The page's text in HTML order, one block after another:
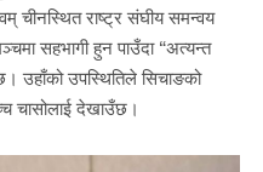
चीनस्थित राष्ट्र संघीय समन्वय
सहभागी हुन पाउँदा “अत्यन्त
उहाँको उपस्थितिले सिचाङको
चासोलाई देखाउँछ।